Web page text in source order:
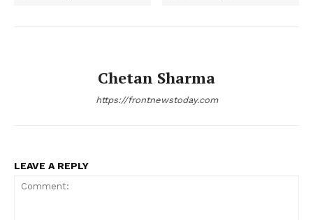
Chetan Sharma
https://frontnewstoday.com
LEAVE A REPLY